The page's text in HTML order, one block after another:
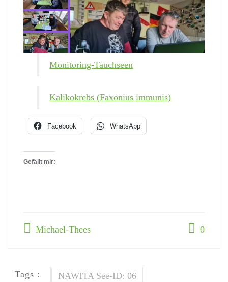
Monitoring-Tauchseen
Kalikokrebs (Faxonius immunis)
Facebook WhatsApp
Gefällt mir:
Michael-Thees 0
Tags : NAWITA See-ID: 06